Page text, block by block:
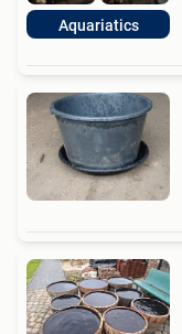
Aquariatics